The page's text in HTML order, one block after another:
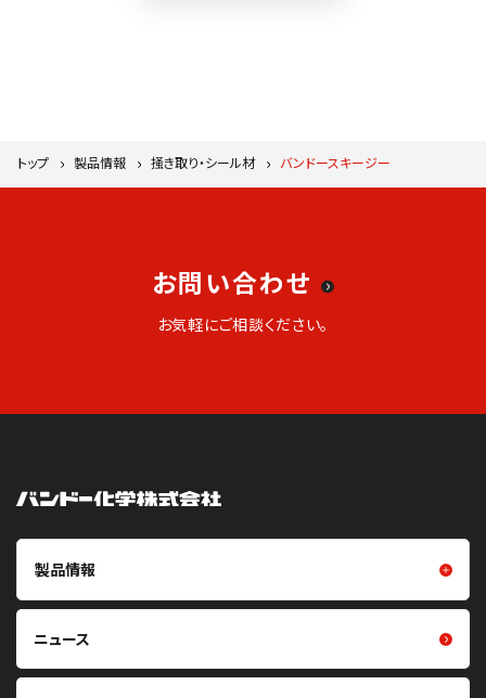
トップ 製品情報 掻き取り・シール材 バンドースキージー
お問い合わせ
お気軽にご相談ください。
製品情報
製品情報トップ
摩擦伝動ベルト（Vベルト・平ベ
フイルム・シート
ニュース